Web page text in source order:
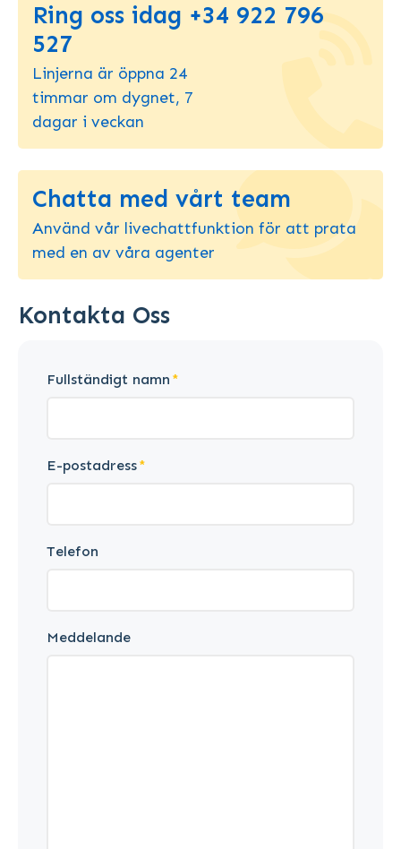
Ring oss idag +34 922 796
527
Linjerna är öppna 24
timmar om dygnet, 7
dagar i veckan
Chatta med vårt team
Använd vår livechattfunktion för att prata
med en av våra agenter
Kontakta Oss
Fullständigt namn
E-postadress
Telefon
Meddelande